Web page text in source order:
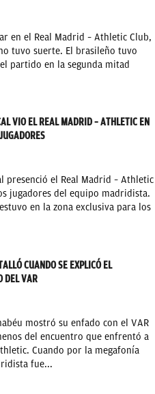
en el Real Madrid – Athletic Club,
tuvo suerte. El brasileño tuvo
partido en la segunda mitad
VIO EL REAL MADRID – ATHLETIC EN
presenció el Real Madrid – Athletic
jugadores del equipo madridista.
en la zona exclusiva para los
CUANDO SE EXPLICÓ EL
DEL VAR
mostró su enfado con el VAR
del encuentro que enfrentó a
Cuando por la megafonía
fue...